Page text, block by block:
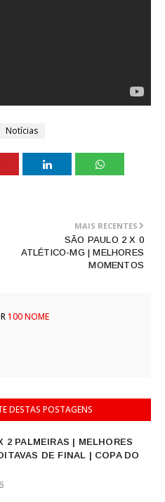
Notícias
MAIS RECENTES
SÃO PAULO 2 X 0
ATLÉTICO-MG | MELHORES
MOMENTOS
100 NOME
DESTAS POSTAGENS
2 PALMEIRAS | MELHORES
DE FINAL | COPA DO